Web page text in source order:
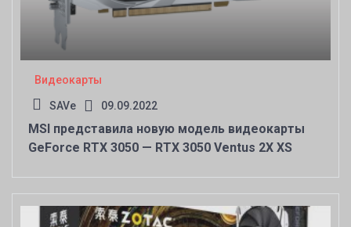
Видеокарты
SAVe 09.09.2022
MSI представила новую модель видеокарты
GeForce RTX 3050 — RTX 3050 Ventus 2X XS